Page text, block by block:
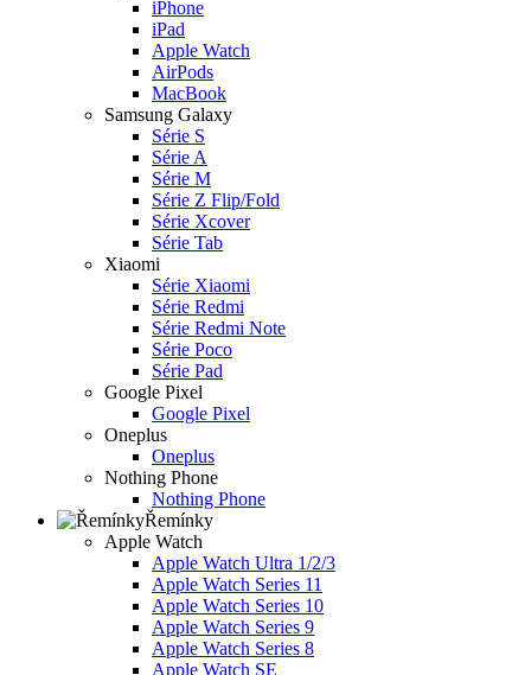
iPhone
iPad
Apple Watch
AirPods
MacBook
Samsung Galaxy
Série S
Série A
Série M
Série Z Flip/Fold
Série Xcover
Série Tab
Xiaomi
Série Xiaomi
Série Redmi
Série Redmi Note
Série Poco
Série Pad
Google Pixel
Google Pixel
Oneplus
Oneplus
Nothing Phone
Nothing Phone
Řemínky
Apple Watch
Apple Watch Ultra 1/2/3
Apple Watch Series 11
Apple Watch Series 10
Apple Watch Series 9
Apple Watch Series 8
Apple Watch SE